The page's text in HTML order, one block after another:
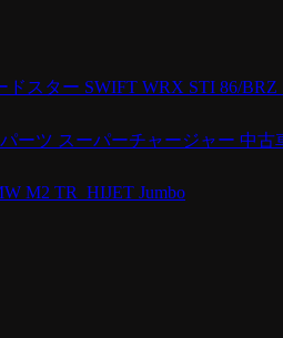
ドスター SWIFT WRX STI 86/BRZ
ーツ スーパーチャージャー 中古
M2 TR_HIJET Jumbo